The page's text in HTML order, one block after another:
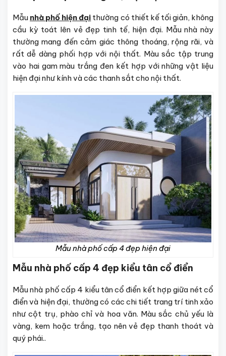
Mẫu nhà phố hiện đại thường có thiết kế tối giản, không
cầu kỳ toát lên vẻ đẹp tinh tế, hiện đại. Mẫu nhà này
thường mang đến cảm giác thông thoáng, rộng rãi, và
rất dễ dàng phối hợp với nội thất. Màu sắc tập trung
vào hai gam màu trắng đen kết hợp với những vật liệu
hiện đại như kính và các thanh sắt cho nội thất.
Mẫu nhà phố cấp 4 đẹp hiện đại
Mẫu nhà phố cấp 4 đẹp kiểu tân cổ điển
Mẫu nhà phố cấp 4 kiểu tân cổ điển kết hợp giữa nét cổ
điển và hiện đại, thường có các chi tiết trang trí tinh xảo
như cột trụ, phào chỉ và hoa văn. Màu sắc chủ yếu là
vàng, kem hoặc trắng, tạo nên vẻ đẹp thanh thoát và
quý phái..